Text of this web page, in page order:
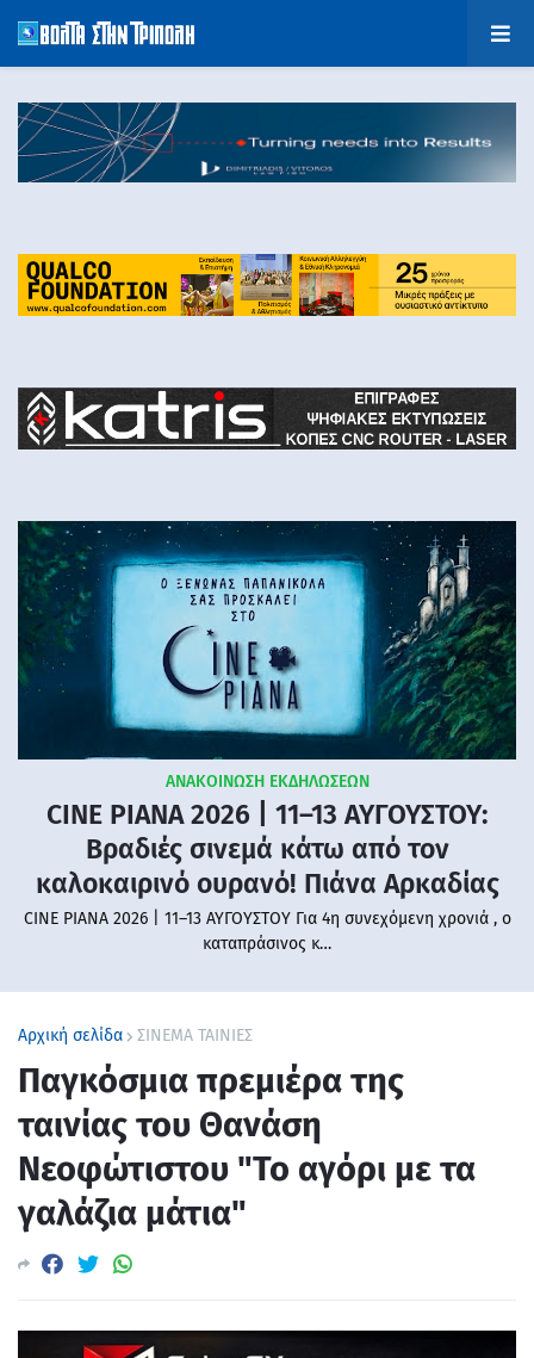
ΑΝΑΚΟΙΝΩΣΗ ΕΚΔΗΛΩΣΕΩΝ
CINE PIANA 2026 | 11–13 ΑΥΓΟΥΣΤΟΥ:
Βραδιές σινεμά κάτω από τον
καλοκαιρινό ουρανό! Πιάνα Αρκαδίας
CINE PIANA 2026 | 11–13 ΑΥΓΟΥΣΤΟΥ Για 4η συνεχόμενη χρονιά , ο
καταπράσινος κ…
Αρχική σελίδα ΣΙΝΕΜΑ ΤΑΙΝΙΕΣ
Παγκόσμια πρεμιέρα της
ταινίας του Θανάση
Νεοφώτιστου "Το αγόρι με τα
γαλάζια μάτια"